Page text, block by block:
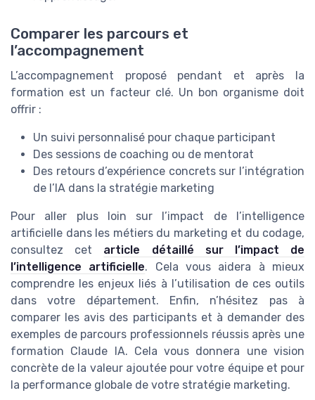
Comparer les parcours et
l’accompagnement
L’accompagnement proposé pendant et après la
formation est un facteur clé. Un bon organisme doit
offrir :
Un suivi personnalisé pour chaque participant
Des sessions de coaching ou de mentorat
Des retours d’expérience concrets sur l’intégration
de l’IA dans la stratégie marketing
Pour aller plus loin sur l’impact de l’intelligence
artificielle dans les métiers du marketing et du codage,
consultez cet article détaillé sur l’impact de
l’intelligence artificielle. Cela vous aidera à mieux
comprendre les enjeux liés à l’utilisation de ces outils
dans votre département. Enfin, n’hésitez pas à
comparer les avis des participants et à demander des
exemples de parcours professionnels réussis après une
formation Claude IA. Cela vous donnera une vision
concrète de la valeur ajoutée pour votre équipe et pour
la performance globale de votre stratégie marketing.